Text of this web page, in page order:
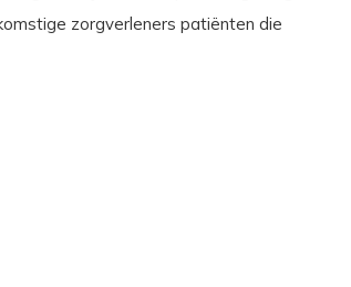
zorgverleners patiënten die